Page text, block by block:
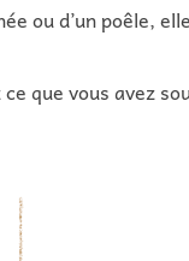
ou d’un poêle,
que vous avez